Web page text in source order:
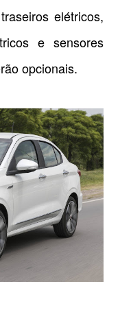
elétricos,
e sensores
opcionais.